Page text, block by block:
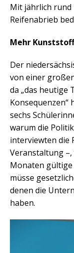
Mit jährlich rund
Reifenabrieb
Mehr
Der
von einer
da „das heutige
Konsequenzen“
sechs
warum die
interviewten die
Veranstaltung –,
Monaten gültige
müsse
denen die
haben.